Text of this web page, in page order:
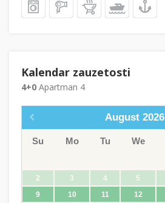
Kalendar zauzetosti
4+0 Apartman 4
August 2026
Su Mo Tu We
2
3 4 5
9
10 11 12